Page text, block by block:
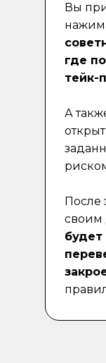
Вы
где
тейк-
А
После
своим